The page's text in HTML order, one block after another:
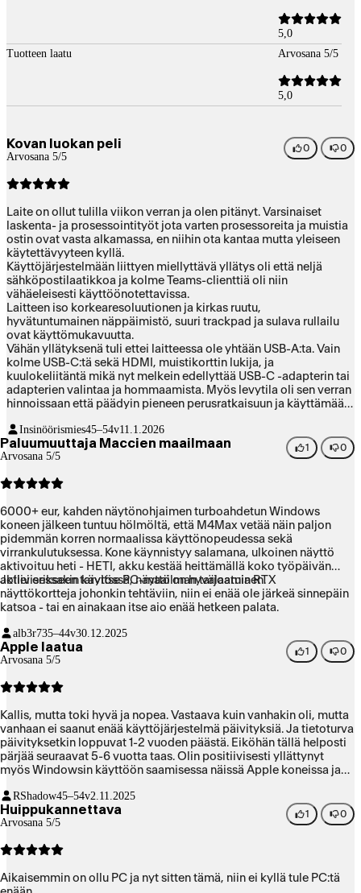
5,0
Tuotteen laatu
Arvosana 5/5
5,0
Kovan luokan peli
Arvosana 5/5
0 0
Laite on ollut tulilla viikon verran ja olen pitänyt. Varsinaiset
laskenta- ja prosessointityöt jota varten prosessoreita ja muistia
ostin ovat vasta alkamassa, en niihin ota kantaa mutta yleiseen
käytettävyyteen kyllä.
Käyttöjärjestelmään liittyen miellyttävä yllätys oli että neljä
sähköpostilaatikkoa ja kolme Teams-clienttiä oli niin
vähäeleisesti käyttöönotettavissa.
Laitteen iso korkearesoluutionen ja kirkas ruutu,
hyvätuntumainen näppäimistö, suuri trackpad ja sulava rullailu
ovat käyttömukavuutta.
Vähän yllätyksenä tuli ettei laitteessa ole yhtään USB-A:ta. Vain
kolme USB-C:tä sekä HDMI, muistikorttin lukija, ja
kuulokeliitäntä mikä nyt melkein edellyttää USB-C -adapterin tai
adapterien valintaa ja hommaamista. Myös levytila oli sen verran
hinnoissaan että päädyin pieneen perusratkaisuun ja käyttämään
Insinöörismies45–54v11.1.2026
Paluumuuttaja Maccien maailmaan
Arvosana 5/5
1 0
6000+ eur, kahden näytönohjaimen turboahdetun Windows
koneen jälkeen tuntuu hölmöltä, että M4Max vetää näin paljon
pidemmän korren normaalissa käyttönopeudessa sekä
virrankulutuksessa. Kone käynnistyy salamana, ulkoinen näyttö
aktivoituu heti - HETI, akku kestää heittämällä koko työpäivän
aktiivisessakin käytössä, näyttö on hyvälaatuinen.
Jollei erikseen tarvitse PC-maailman tarjoamia RTX
näyttökortteja johonkin tehtäviin, niin ei enää ole järkeä sinnepäin
katsoa - tai en ainakaan itse aio enää hetkeen palata.
alb3r735–44v30.12.2025
Apple laatua
Arvosana 5/5
1 0
Kallis, mutta toki hyvä ja nopea. Vastaava kuin vanhakin oli, mutta
vanhaan ei saanut enää käyttöjärjestelmä päivityksiä. Ja tietoturva
päivityksetkin loppuvat 1-2 vuoden päästä. Eiköhän tällä helposti
pärjää seuraavat 5-6 vuotta taas. Olin positiivisesti yllättynyt
myös Windowsin käyttöön saamisessa näissä Apple koneissa ja
koneissa aikanaan fusionin kanssa. Toki vanhoja Intel imageja ei
saanut siirrettyä, mutta Windows käyttötarve nykyään muutenkin
olematon joten ei väliä itselle enää niillä vanhoilla.
RShadow45–54v2.11.2025
Huippukannettava
Arvosana 5/5
1 0
Aikaisemmin on ollu PC ja nyt sitten tämä, niin ei kyllä tule PC:tä